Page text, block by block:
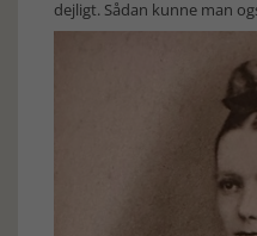
dejligt. Sådan kunne man